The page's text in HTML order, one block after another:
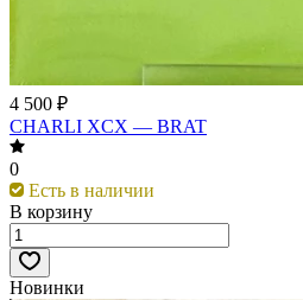
4 500 ₽
CHARLI XCX — BRAT
0
Есть в наличии
В корзину
Новинки